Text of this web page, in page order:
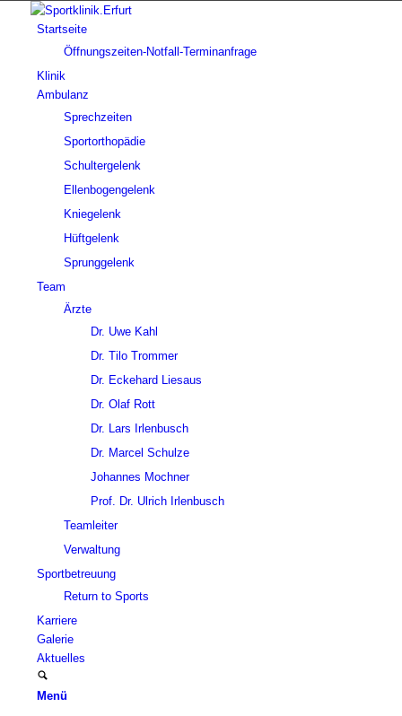
Startseite
Öffnungszeiten-Notfall-Terminanfrage
Klinik
Ambulanz
Sprechzeiten
Sportorthopädie
Schultergelenk
Ellenbogengelenk
Kniegelenk
Hüftgelenk
Sprunggelenk
Team
Ärzte
Dr. Uwe Kahl
Dr. Tilo Trommer
Dr. Eckehard Liesaus
Dr. Olaf Rott
Dr. Lars Irlenbusch
Dr. Marcel Schulze
Johannes Mochner
Prof. Dr. Ulrich Irlenbusch
Teamleiter
Verwaltung
Sportbetreuung
Return to Sports
Karriere
Galerie
Aktuelles
Menü